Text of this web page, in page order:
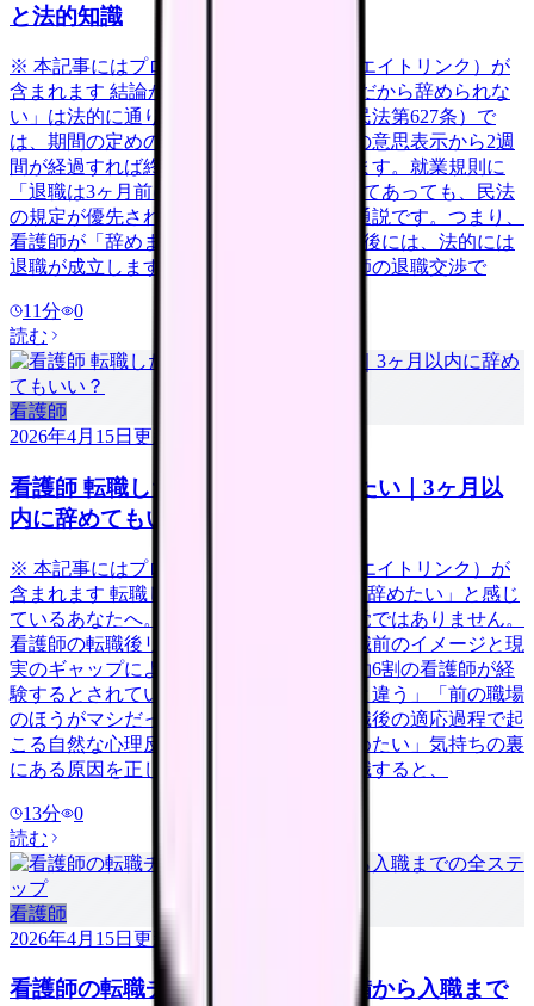
と法的知識
※ 本記事にはプロモーション（アフィリエイトリンク）が
含まれます 結論から言うと、「人手不足だから辞められな
い」は法的に通りません。日本の法律（民法第627条）で
は、期間の定めのない雇用契約は、退職の意思表示から2週
間が経過すれば終了すると定められています。就業規則に
「退職は3ヶ月前に申し出ること」と書いてあっても、民法
の規定が優先されるというのが判例上の通説です。つまり、
看護師が「辞めます」と伝えてから2週間後には、法的には
退職が成立します。この記事では、看護師の退職交渉で
11分
0
読む
看護師
2026年4月15日 更新
看護師 転職したばかりなのに辞めたい｜3ヶ月以
内に辞めてもいい？
※ 本記事にはプロモーション（アフィリエイトリンク）が
含まれます 転職して数日〜3ヶ月。「もう辞めたい」と感じ
ているあなたへ。それは決して異常な感覚ではありません。
看護師の転職後リアリティショック（入職前のイメージと現
実のギャップによるストレス反応）は、約6割の看護師が経
験するとされています。「思っていたのと違う」「前の職場
のほうがマシだった」と感じるのは、転職後の適応過程で起
こる自然な心理反応です。ただし、「辞めたい」気持ちの裏
にある原因を正しく分析しないまま再転職すると、
13分
0
読む
看護師
2026年4月15日 更新
看護師の転職チェックリスト｜準備から入職まで